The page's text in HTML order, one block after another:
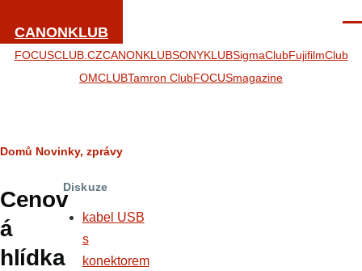
CANONKLUB
FOCUSCLUB.CZCANONKLUBSONYKLUBSigmaClubFujifilmClub
OMCLUBTamron ClubFOCUSmagazine
Drobečková
navigace
Domů Novinky, zprávy
Cenov
á
hlídka
Diskuze
kabel USB
s
konektorem